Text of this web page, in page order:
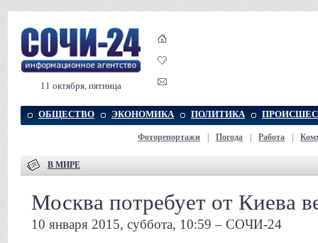
11 октября, пятница
ОБЩЕСТВО ЭКОНОМИКА ПОЛИТИКА
Фоторепортажи Погода Работа
В МИРЕ
Москва потребует от Киева
10 января 2015, суббота, 10:59 – СОЧИ-24